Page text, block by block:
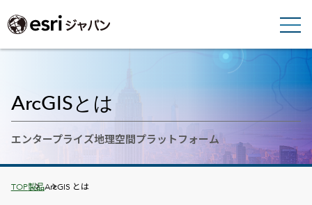
ArcGISとは
エンタープライズ地理空間プラットフォーム
Breadcrumbs
TOP製品ArcGIS とは